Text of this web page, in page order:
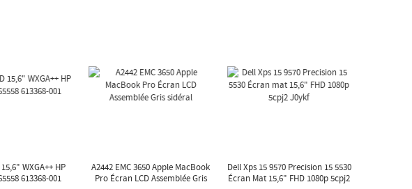
WXGA++ HP
613368-001
A2442 EMC 3650 Apple MacBook
Pro Écran LCD Assemblée Gris
Dell Xps 15 9570 Precision 15 5530
Écran Mat 15,6" FHD 1080p 5cpj2